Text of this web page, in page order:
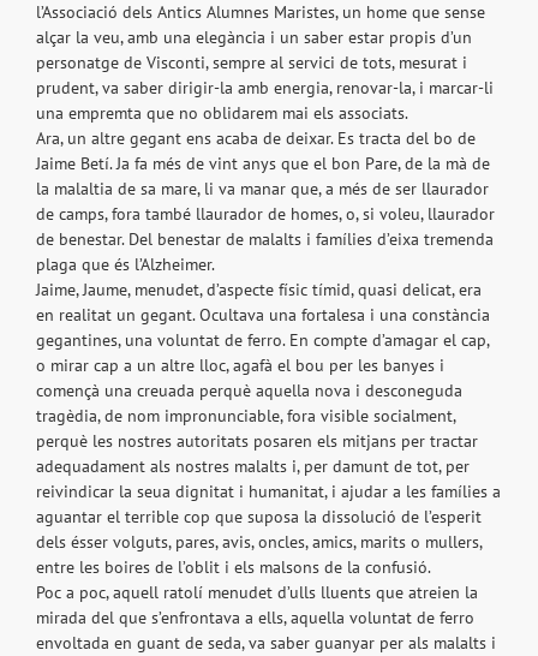
l’Associació dels Antics Alumnes Maristes, un home que sense
alçar la veu, amb una elegància i un saber estar propis d’un
personatge de Visconti, sempre al servici de tots, mesurat i
prudent, va saber dirigir-la amb energia, renovar-la, i marcar-li
una empremta que no oblidarem mai els associats.
Ara, un altre gegant ens acaba de deixar. Es tracta del bo de
Jaime Betí. Ja fa més de vint anys que el bon Pare, de la mà de
la malaltia de sa mare, li va manar que, a més de ser llaurador
de camps, fora també llaurador de homes, o, si voleu, llaurador
de benestar. Del benestar de malalts i famílies d’eixa tremenda
plaga que és l’Alzheimer.
Jaime, Jaume, menudet, d’aspecte físic tímid, quasi delicat, era
en realitat un gegant. Ocultava una fortalesa i una constància
gegantines, una voluntat de ferro. En compte d’amagar el cap,
o mirar cap a un altre lloc, agafà el bou per les banyes i
començà una creuada perquè aquella nova i desconeguda
tragèdia, de nom impronunciable, fora visible socialment,
perquè les nostres autoritats posaren els mitjans per tractar
adequadament als nostres malalts i, per damunt de tot, per
reivindicar la seua dignitat i humanitat, i ajudar a les famílies a
aguantar el terrible cop que suposa la dissolució de l’esperit
dels ésser volguts, pares, avis, oncles, amics, marits o mullers,
entre les boires de l’oblit i els malsons de la confusió.
Poc a poc, aquell ratolí menudet d’ulls lluents que atreien la
mirada del que s’enfrontava a ells, aquella voluntat de ferro
envoltada en guant de seda, va saber guanyar per als malalts i